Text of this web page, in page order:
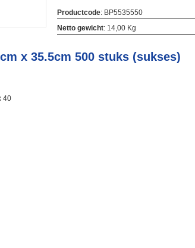
Productcode: BP5535550
Netto gewicht: 14,00 Kg
x 35.5cm 500 stuks (sukses)
40